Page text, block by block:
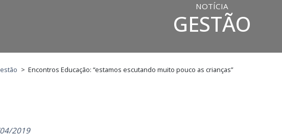
NOTÍCIA
GESTÃO
> Encontros Educação: “estamos escutando muito pouco as crianças”
2019